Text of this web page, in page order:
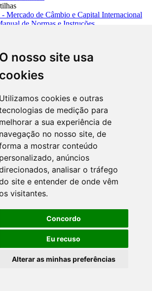
O nosso site usa
cookies
Utilizamos cookies e outras
de medição para
melhorar a sua experiência de
navegação no nosso site, de
a mostrar conteúdo
personalizado, anúncios
analisar o tráfego
site e entender de onde vêm
visitantes.
Concordo
Eu recuso
Alterar as minhas preferências
Mercado de Câmbio e Capital Internacional
de Normas e Instruções
de Títulos e Valores Mobiliários
de Crédito Rural
- Manual de Organização do SFN
Manual de Supervisão Bancária
Catálogo de Documentos
- Classificação Nacional de
Econômicas
do BCB
Auxiliares do BCB e Cosif-e
Diárias Governamentais
da República
Nacionais Reguladoras
Textos
Discussão